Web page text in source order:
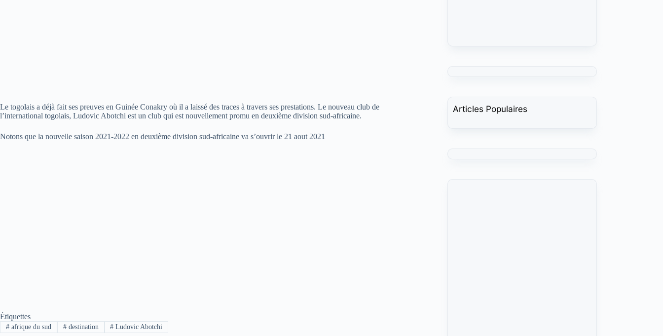
Le togolais a déjà fait ses preuves en Guinée Conakry où il a laissé des traces à travers ses prestations. Le nouveau club de
l’international togolais, Ludovic Abotchi est un club qui est nouvellement promu en deuxième division sud-africaine.
Notons que la nouvelle saison 2021-2022 en deuxième division sud-africaine va s’ouvrir le 21 aout 2021
Étiquettes
#afrique du sud #destination # Ludovic Abotchi
Articles Populaires